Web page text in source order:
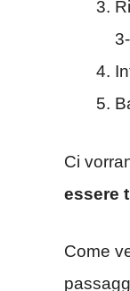
Ci
essere
Come